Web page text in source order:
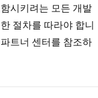
시키려는 모든 개발
절차를 따라야 합니
파트너 센터를 참조하